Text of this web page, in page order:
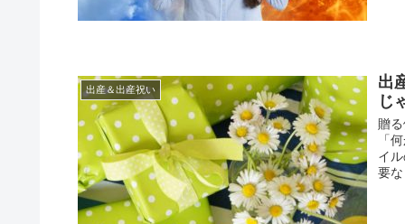
出産＆出産祝い
出
じ
贈
「
イ
要